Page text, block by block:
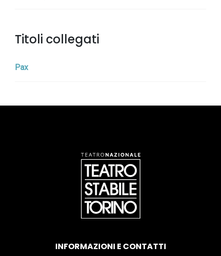
Titoli collegati
Pax
INFORMAZIONI E CONTATTI